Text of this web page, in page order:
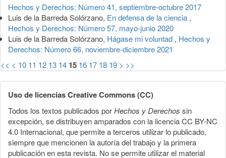
Hechos y Derechos: Número 41, septiembre-octubre 2017
Luis de la Barreda Solórzano, En defensa de la ciencia ,
Hechos y Derechos: Número 57, mayo-junio 2020
Luis de la Barreda Solórzano, Hágase mi voluntad , Hechos y
Derechos: Número 66, noviembre-diciembre 2021
<< < 10 11 12 13 14 15 16 17 18 19 > >>
Uso de licencias Creative Commons (CC)
Todos los textos publicados porHechos y Derechos sin
excepción, se distribuyen amparados con la licencia CC BY-NC
4.0 Internacional, que permite a terceros utilizar lo publicado,
siempre que mencionen la autoría del trabajo y la primera
publicación en esta revista. No se permite utilizar el material